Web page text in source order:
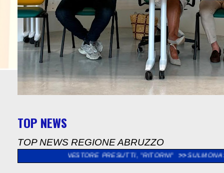
TOP NEWS
TOP NEWS REGIONE ABRUZZO
NESTORE PRESUTTI, "RITORNI" >> SULMONA: